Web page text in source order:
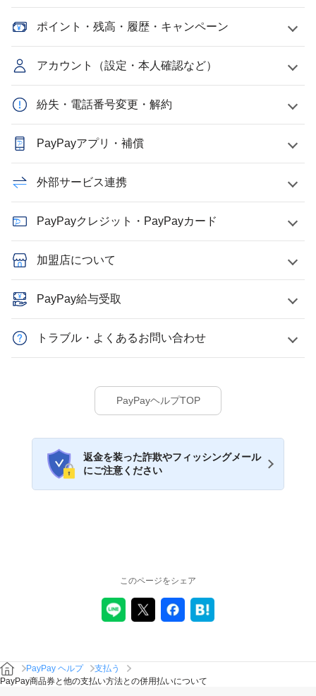
ポイント・残高・履歴・キャンペーン
アカウント（設定・本人確認など）
紛失・電話番号変更・解約
PayPayアプリ・補償
外部サービス連携
PayPayクレジット・PayPayカード
加盟店について
PayPay給与受取
トラブル・よくあるお問い合わせ
PayPayヘルプTOP
返金を装った詐欺やフィッシングメール
にご注意ください
このページをシェア
PayPay ヘルプ
支払う
PayPay商品券と他の支払い方法との併用払いについて